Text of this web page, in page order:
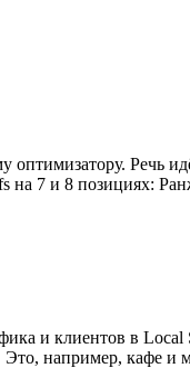
Речь
на 7 и 8 позициях:
и клиентов в
например, кафе и